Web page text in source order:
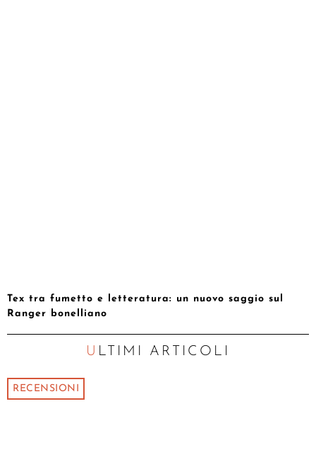
Tex tra fumetto e letteratura: un nuovo saggio sul
Ranger bonelliano
ULTIMI ARTICOLI
RECENSIONI